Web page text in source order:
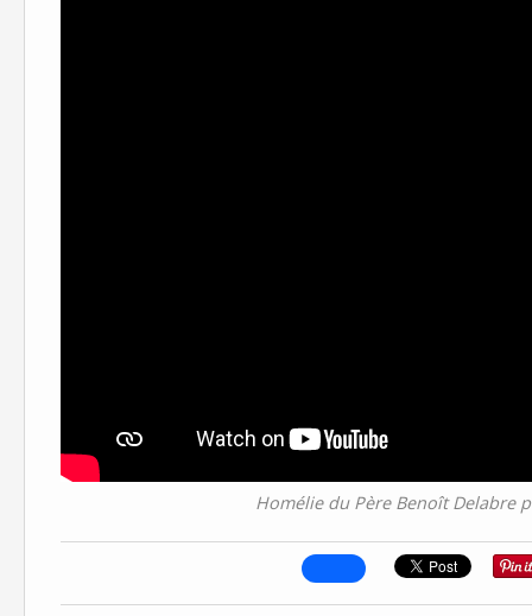
Homélie du Père Benoît Delabre